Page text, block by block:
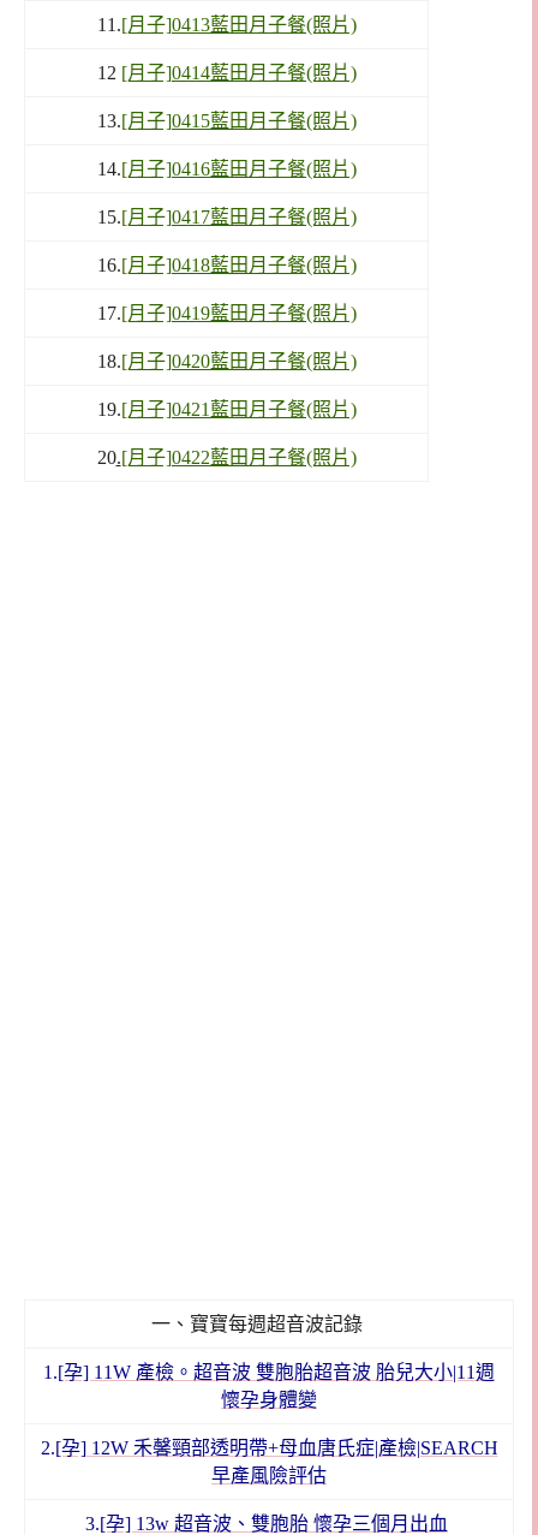
11.[月子]0413藍田月子餐(照片)
12 [月子]0414藍田月子餐(照片)
13.[月子]0415藍田月子餐(照片)
14.[月子]0416藍田月子餐(照片)
15.[月子]0417藍田月子餐(照片)
16.[月子]0418藍田月子餐(照片)
17.[月子]0419藍田月子餐(照片)
18.[月子]0420藍田月子餐(照片)
19.[月子]0421藍田月子餐(照片)
20.[月子]0422藍田月子餐(照片)
一、寶寶每週超音波記錄
1.[孕] 11W 產檢。超音波 雙胞胎超音波 胎兒大小|11週
懷孕身體變
2.[孕] 12W 禾馨頸部透明帶+母血唐氏症|產檢|SEARCH
早產風險評估
3.[孕] 13w 超音波、雙胞胎 懷孕三個月出血